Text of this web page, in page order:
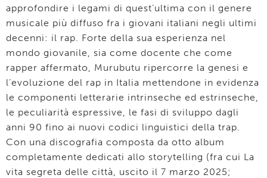
approfondire i legami di quest’ultima con il genere
musicale più diffuso fra i giovani italiani negli ultimi
decenni: il rap. Forte della sua esperienza nel
mondo giovanile, sia come docente che come
rapper affermato, Murubutu ripercorre la genesi e
l’evoluzione del rap in Italia mettendone in evidenza
le componenti letterarie intrinseche ed estrinseche,
le peculiarità espressive, le fasi di sviluppo dagli
anni 90 fino ai nuovi codici linguistici della trap.
Con una discografia composta da otto album
completamente dedicati allo storytelling (fra cui La
vita segreta delle città, uscito il 7 marzo 2025;